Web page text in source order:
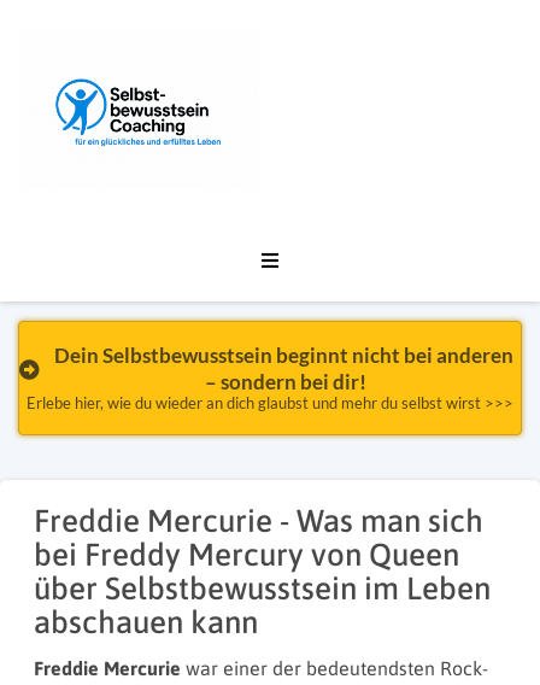
Dein Selbstbewusstsein beginnt nicht bei anderen
– sondern bei dir!
Erlebe hier, wie du wieder an dich glaubst und mehr du selbst wirst >>>
Freddie Mercurie - Was man sich
bei Freddy Mercury von Queen
über Selbstbewusstsein im Leben
abschauen kann
Freddie Mercurie war einer der bedeutendsten Rock-